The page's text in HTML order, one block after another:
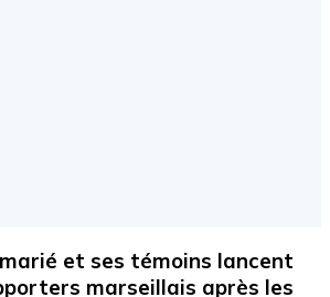
et ses témoins lancent
marseillais après les